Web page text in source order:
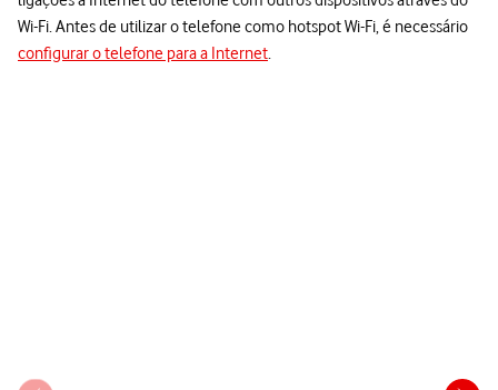
Wi-Fi. Antes de utilizar o telefone como hotspot Wi-Fi, é necessário
configurar o telefone para a Internet.